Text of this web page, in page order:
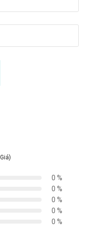
0 %
0 %
0 %
0 %
0 %